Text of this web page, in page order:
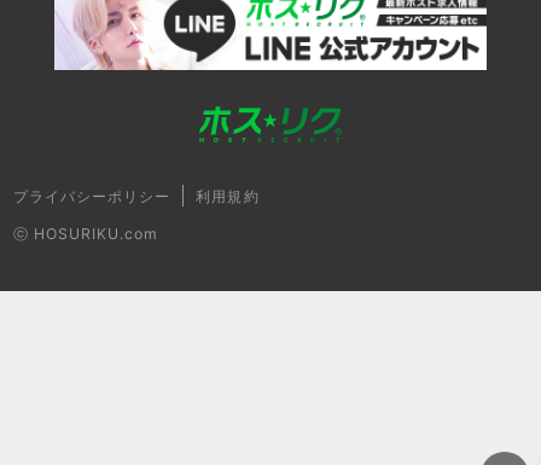
プライバシーポリシー 利用規約
ⓒ HOSURIKU.com